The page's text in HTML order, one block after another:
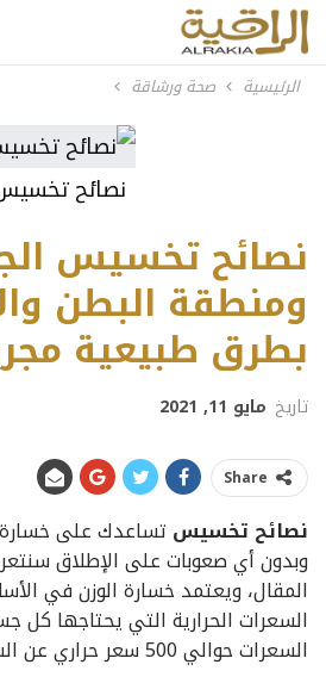
الرئيسية صحة ورشاقة
نصائح
نصائح تخسيس
ومنطقة البطن
بطرق طبيعية
تاريخ مايو 11, 2021
Share
نصائح تخسيس تساعدك على
وبدون أي صعوبات على الإطلاق
المقال، ويعتمد خسارة الوزن في
السعرات الحرارية التي يحتاجها كل
السعرات حوالي 500 سعر حراري عن السعرات التي يتناولها.